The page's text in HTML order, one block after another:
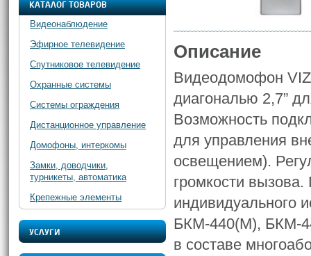
КАТАЛОГ ТОВАРОВ
Видеонаблюдение
Эфирное телевидение
Спутниковое телевидение
Охранные системы
Системы ограждения
Дистанционное управление
Домофоны, интеркомы
Замки, доводчики,
турникеты, автоматика
Крепежные элементы
УСЛУГИ
Описание
Видеодомофон
диагональю 2,7”
Возможность
для управления
освещением).
громкости
индивидуального
БКМ-440(М), БКМ-
в составе